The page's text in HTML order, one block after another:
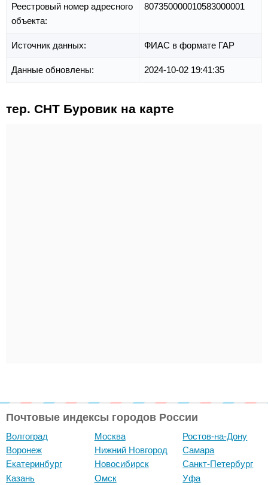
Реестровый номер адресного
объекта:
807350000010583000001
Источник данных: ФИАС в формате ГАР
Данные обновлены: 2024-10-02 19:41:35
тер. СНТ Буровик на карте
Почтовые индексы городов России
Волгоград
Воронеж
Екатеринбург
Казань
Москва
Нижний Новгород
Новосибирск
Омск
Ростов-на-Дону
Самара
Санкт-Петербург
Уфа